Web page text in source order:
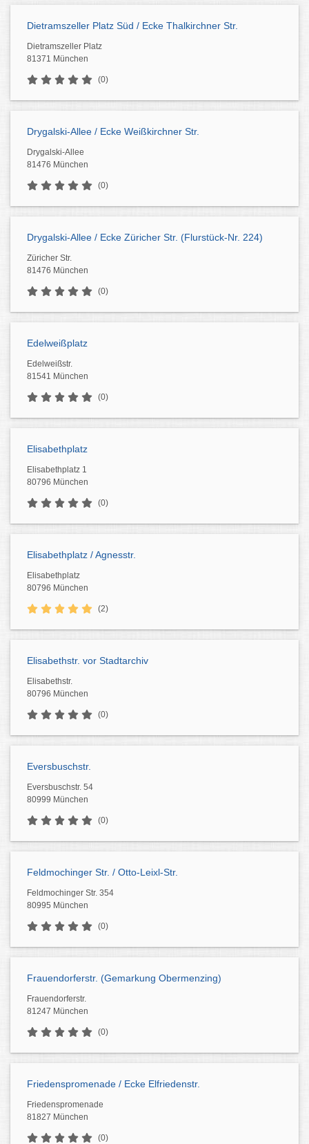
Dietramszeller Platz Süd / Ecke Thalkirchner Str.
Dietramszeller Platz
81371 München
(0)
Drygalski-Allee / Ecke Weißkirchner Str.
Drygalski-Allee
81476 München
(0)
Drygalski-Allee / Ecke Züricher Str. (Flurstück-Nr. 224)
Züricher Str.
81476 München
(0)
Edelweißplatz
Edelweißstr.
81541 München
(0)
Elisabethplatz
Elisabethplatz 1
80796 München
(0)
Elisabethplatz / Agnesstr.
Elisabethplatz
80796 München
(2)
Elisabethstr. vor Stadtarchiv
Elisabethstr.
80796 München
(0)
Eversbuschstr.
Eversbuschstr. 54
80999 München
(0)
Feldmochinger Str. / Otto-Leixl-Str.
Feldmochinger Str. 354
80995 München
(0)
Frauendorferstr. (Gemarkung Obermenzing)
Frauendorferstr.
81247 München
(0)
Friedenspromenade / Ecke Elfriedenstr.
Friedenspromenade
81827 München
(0)